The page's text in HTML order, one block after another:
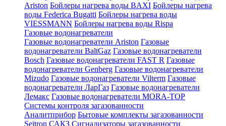
Ariston Бойлеры нагрева воды BAXI Бойлеры нагрева
воды Federica Bugatti Бойлеры нагрева воды
VIESSMANN Бойлеры нагрева воды Rispa
Газовые водонагреватели
Газовые водонагреватели Ariston Газовые
водонагреватели BaltGaz Газовые водонагреватели
Bosch Газовые водонагреватели FAST R Газовые
водонагреватели Genberg Газовые водонагреватели
Mizudo Газовые водонагреватели Vilterm Газовые
водонагреватели ЛарГаз Газовые водонагреватели
Лемакс Газовые водонагреватели MORA-TOP
Системы контроля загазованности
Аналитприбор Бытовые комплекты загазованности
Seitron САКЗ Сигнализаторы загазованности